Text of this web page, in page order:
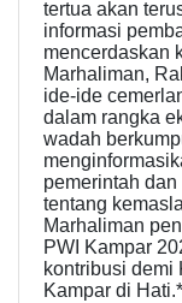
tertua akan
informasi
mencerdaskan
Marhaliman,
ide-ide
dalam rangka
wadah
pemerintah
tentang
Marhaliman
PWI Kampar
kontribusi demi
Kampar di